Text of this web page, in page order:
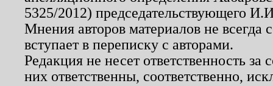
5325/2012) председательствующего
Мнения авторов материалов не
вступает в переписку с авторами.
Редакция не несет ответственность
них ответственны, соответственно,